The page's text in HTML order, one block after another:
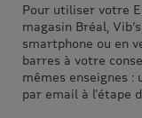
Pour utiliser votre
magasin Bréal,
smartphone ou en
barres à votre
mêmes enseignes
par email à l'étape